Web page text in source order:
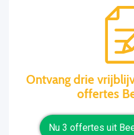
Ontvang drie
offertes
Nu 3 offertes uit